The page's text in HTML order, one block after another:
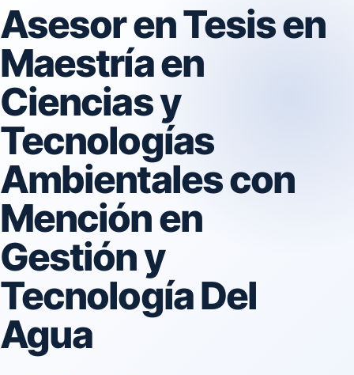
Asesor en Tesis en
Maestría en
Ciencias y
Tecnologías
Ambientales con
Mención en
Gestión y
Tecnología Del
Agua